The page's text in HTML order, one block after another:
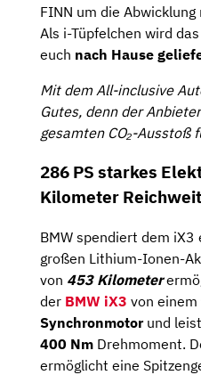
FINN um die
Als i-Tüpfelchen wird
euch nach Hause
Mit dem All-inclusive
Gutes, denn der
gesamten CO₂-Ausstoß
286 PS starkes
Kilometer
BMW spendiert dem
großen Lithium-Ionen-
von 453 Kilometer
der BMW iX3 von einem
Synchronmotorund
400 Nm Drehmoment.
ermöglicht eine